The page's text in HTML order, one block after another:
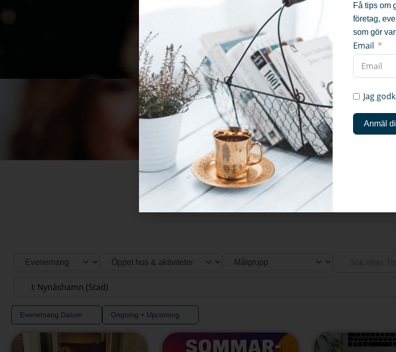
Hem Evenemang-Sverige-Stockholms län
Här hittar ni Öppet hus & aktiviteter från våra lokala företag i
Välj söktyp Kategori
Evenemang Datum Ongoing + Upcoming
Få tips om
företag,
som gör
Email
Jag
Anmäl